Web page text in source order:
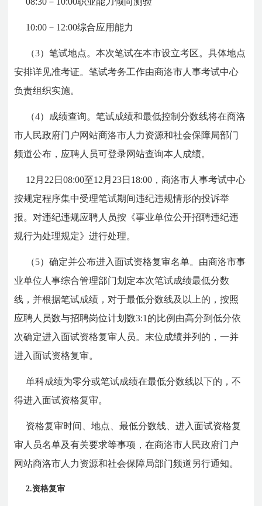
10:00－12:00综合应用能力
（3）笔试地点。本次笔试在本市设立考区。具体地点
安排详见准考证。笔试考务工作由商洛市人事考试中心
负责组织实施。
（4）成绩查询。笔试成绩和最低控制分数线将在商洛
市人民政府门户网站商洛市人力资源和社会保障局部门
频道公布，应聘人员可登录网站查询本人成绩。
12月22日08:00至12月23日18:00，商洛市人事考试中心
按规定程序集中受理笔试期间违纪违规情形的投诉举
报。对违纪违规应聘人员按《事业单位公开招聘违纪违
规行为处理规定》进行处理。
（5）确定并公布进入面试资格复审名单。由商洛市事
业单位人事综合管理部门划定本次笔试成绩最低分数
线，并根据笔试成绩，对于最低分数线及以上的，按照
应聘人员数与招聘岗位计划数3:1的比例由高分到低分依
次确定进入面试资格复审人员。末位成绩并列的，一并
进入面试资格复审。
单科成绩为零分或笔试成绩在最低分数线以下的，不
得进入面试资格复审。
资格复审时间、地点、最低分数线、进入面试资格复
审人员名单及有关要求等事项，在商洛市人民政府门户
网站商洛市人力资源和社会保障局部门频道另行通知。
2.资格复审